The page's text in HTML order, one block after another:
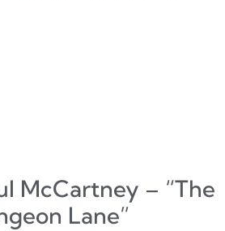
McCartney – “The
Lane”